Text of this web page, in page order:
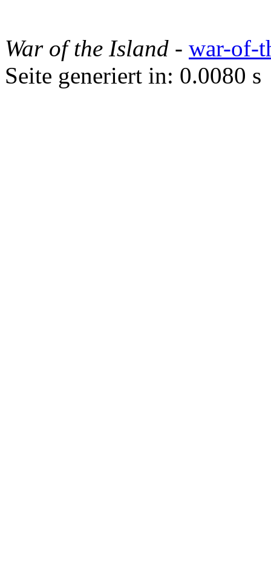
War of the Island - war-of-
Seite generiert in: 0.0080 s